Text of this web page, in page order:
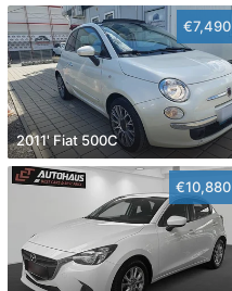
€7,490
2011' Fiat 500C
€10,880